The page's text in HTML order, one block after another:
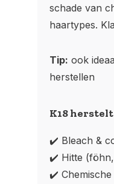
schade van
haartypes.
Tip: ook
herstellen
K18
✔️ Bleach &
✔️ Hitte (föhn,
✔️ Chemische